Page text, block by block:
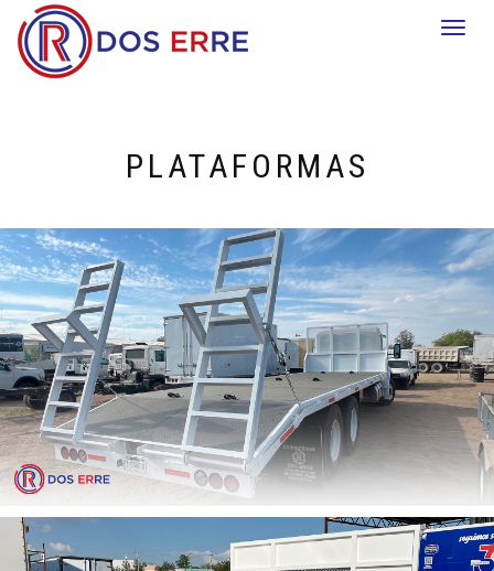
PLATAFORMAS